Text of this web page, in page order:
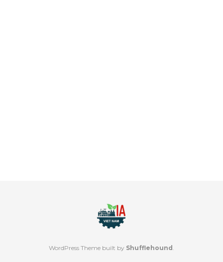
WordPress Theme built by Shufflehound